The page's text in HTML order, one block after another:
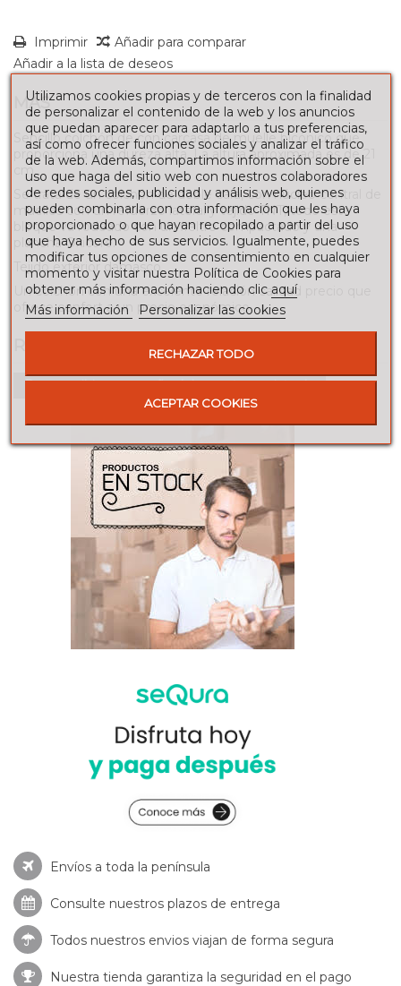
Imprimir
Añadir para comparar
Añadir a la lista de deseos
MÁS
Sencillo colchón de con carcasa de muelle bicónico que
proporciona una dureza alta. La altura aproximada es de 21
cm.
Se trata de un colchón de doble cara, con núcleo central de
muelles con un refuerzo lateral y tejido TNT, todo este
bloque va rodeado con un fieltro compactado y una
plancha Oxicore.
Tejido exterior damasco.
Un colchón con una excelente relación calidad precio que
ofrece confort a un precio económico.
Para escribir una reseña debes estar registrado
Envíos a toda la península
Consulte nuestros plazos de entrega
Todos nuestros envios viajan de forma segura
Nuestra tienda garantiza la seguridad en el pago
Utilizamos cookies propias y de terceros con la finalidad
de personalizar el contenido de la web y los anuncios
que puedan aparecer para adaptarlo a tus preferencias,
así como ofrecer funciones sociales y analizar el tráfico
de la web. Además, compartimos información sobre el
uso que haga del sitio web con nuestros colaboradores
de redes sociales, publicidad y análisis web, quienes
pueden combinarla con otra información que les haya
proporcionado o que hayan recopilado a partir del uso
que haya hecho de sus servicios. Igualmente, puedes
modificar tus opciones de consentimiento en cualquier
momento y visitar nuestra Política de Cookies para
obtener más información haciendo clic aquí
Más información
Personalizar las cookies
RECHAZAR TODO
ACEPTAR COOKIES